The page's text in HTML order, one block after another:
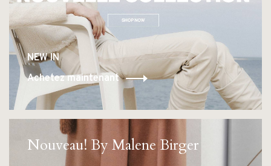
NEW IN
Achetez maintenant
Nouveau! By Malene Birger